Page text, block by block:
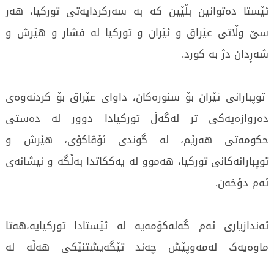
ئێستا دەتوانین بڵێین کە بە سەرکردایەتی تورکیا، هەر
سێ وڵاتی عێراق و ئێران و تورکیا لە فشار و هێرش و
شەڕدان دژ بە کورد.
توپبارانی ئێران بۆ سنورەکان، داوای عێراق بۆ کردنەوەی
دەروازەیەکی تر لەگەڵ تورکیادا دوور لە دەستی
حکومەتی هەرێم، لە گوندی ئۆڤاکۆی، هێرش و
توپبارانەکانی تورکیا، هەموو لە یەککاتدا بەڵگە و نیشانەی
ئەم دۆخەن.
ئەندازیاری ئەم گەلەکۆمەیە لە ئێستادا تورکیایە،هەتا
ماوەیەک لەمەوپێش چەند تێگەیشتنێکی هەڵە لە